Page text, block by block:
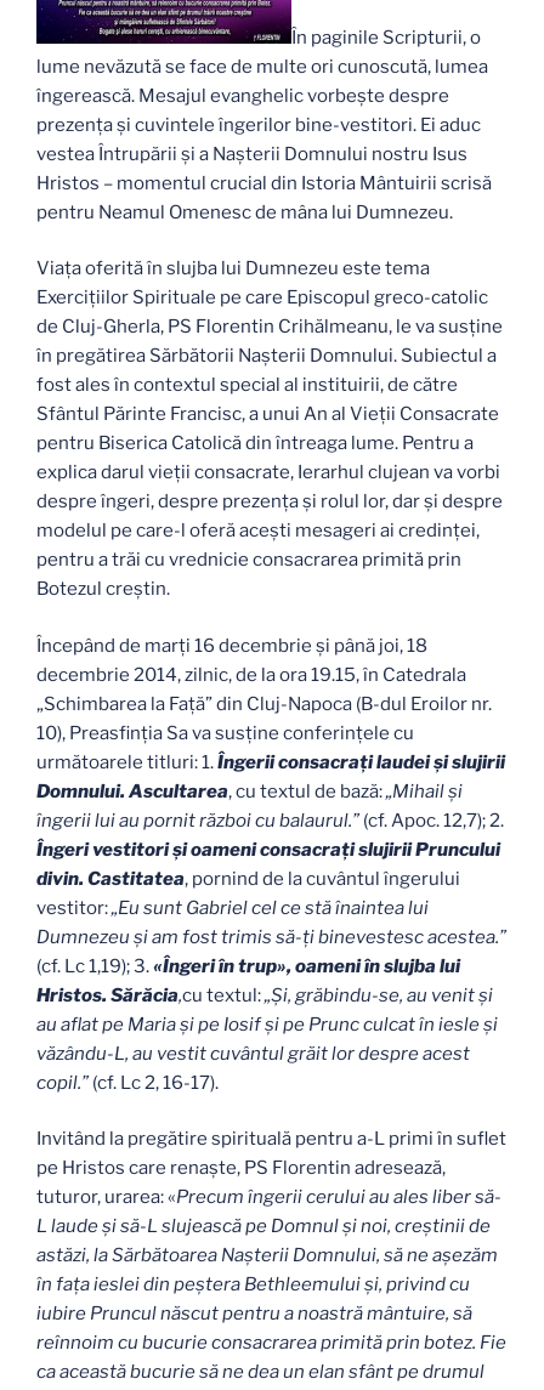
În paginile Scripturii, o
lume nevăzută se face de multe ori cunoscută, lumea
îngerească. Mesajul evanghelic vorbeşte despre
prezenţa şi cuvintele îngerilor bine-vestitori. Ei aduc
vestea Întrupării şi a Naşterii Domnului nostru Isus
Hristos – momentul crucial din Istoria Mântuirii scrisă
pentru Neamul Omenesc de mâna lui Dumnezeu.
Viaţa oferită în slujba lui Dumnezeu este tema
Exerciţiilor Spirituale pe care Episcopul greco-catolic
de Cluj-Gherla, PS Florentin Crihălmeanu, le va susţine
în pregătirea Sărbătorii Naşterii Domnului. Subiectul a
fost ales în contextul special al instituirii, de către
Sfântul Părinte Francisc, a unui An al Vieţii Consacrate
pentru Biserica Catolică din întreaga lume. Pentru a
explica darul vieţii consacrate, Ierarhul clujean va vorbi
despre îngeri, despre prezenţa şi rolul lor, dar şi despre
modelul pe care-l oferă aceşti mesageri ai credinţei,
pentru a trăi cu vrednicie consacrarea primită prin
Botezul creştin.
Începând de marţi 16 decembrie şi până joi, 18
decembrie 2014, zilnic, de la ora 19.15, în Catedrala
„Schimbarea la Faţă” din Cluj-Napoca (B-dul Eroilor nr.
10), Preasfinţia Sa va susţine conferinţele cu
următoarele titluri: 1.Îngerii consacraţi laudei şi slujirii
Domnului. Ascultarea, cu textul de bază:„Mihail şi
îngerii lui au pornit război cu balaurul.”(cf. Apoc. 12,7); 2.
Îngeri vestitori şi oameni consacraţi slujirii Pruncului
divin. Castitatea, pornind de la cuvântul îngerului
vestitor:„Eu sunt Gabriel cel ce stă înaintea lui
Dumnezeu şi am fost trimis să-ţi binevestesc acestea.”
(cf. Lc 1,19); 3.«Îngeri în trup», oameni în slujba lui
Hristos. Sărăcia,cu textul:„Şi, grăbindu-se, au venit şi
au aflat pe Maria şi pe Iosif şi pe Prunc culcat în iesle şi
văzându-L, au vestit cuvântul grăit lor despre acest
copil.”(cf. Lc 2, 16-17).
Invitând la pregătire spirituală pentru a-L primi în suflet
pe Hristos care renaşte, PS Florentin adresează,
tuturor, urarea: «Precum îngerii cerului au ales liber să-
L laude şi să-L slujească pe Domnul şi noi, creştinii de
astăzi, la Sărbătoarea Naşterii Domnului, să ne aşezăm
în faţa ieslei din peştera Bethleemului şi, privind cu
iubire Pruncul născut pentru a noastră mântuire, să
reînnoim cu bucurie consacrarea primită prin botez. Fie
ca această bucurie să ne dea un elan sfânt pe drumul